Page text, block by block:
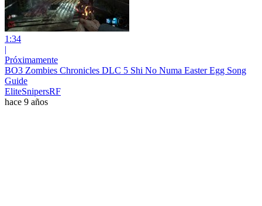
1:34
|
Próximamente
BO3 Zombies Chronicles DLC 5 Shi No Numa Easter Egg Song
Guide
EliteSnipersRF
hace 9 años